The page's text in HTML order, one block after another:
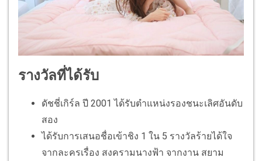
รางวัลที่ได้รับ
ดัชชี่เกิร์ล ปี 2001 ได้รับตำแหน่งรองชนะเลิศอันดับ
สอง
ได้รับการเสนอชื่อเข้าชิง 1 ใน 5 รางวัลร้ายได้ใจ
จากละครเรื่อง สงครามนางฟ้า จากงาน สยาม